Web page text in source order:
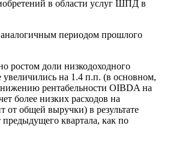
в области услуг ШПД в
аналогичным периодом прошлого
ростом доли низкодоходного
на 1.4 п.п. (в основном,
рентабельности OIBDA на
более низких расходов на
общей выручки) в результате
квартала, как по